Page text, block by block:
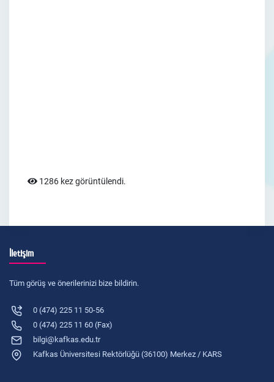
1286 kez görüntülendi.
İletişim
Tüm görüş ve önerilerinizi bize bildirin.
0 (474) 225 11 50-56
0 (474) 225 11 60 (Fax)
bilgi@kafkas.edu.tr
Kafkas Üniversitesi Rektörlüğü (36100) Merkez / KARS